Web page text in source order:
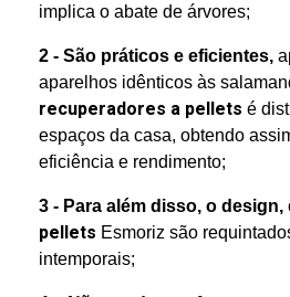
implica o abate de árvores;
2 - São práticos e eficientes,
aparelhos idênticos às
recuperadores a pellets é
espaços da casa, obtendo
eficiência e rendimento;
3 - Para além disso, o design,
pellets Esmoriz são
intemporais;